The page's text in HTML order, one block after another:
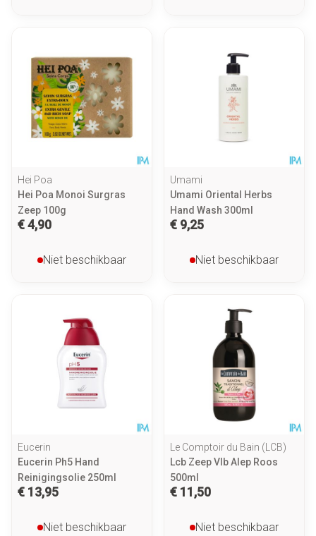
Hei Poa
Hei Poa Monoi Surgras
Zeep 100g
€ 4,90
Niet beschikbaar
Umami
Umami Oriental Herbs
Hand Wash 300ml
€ 9,25
Niet beschikbaar
Eucerin
Eucerin Ph5 Hand
Reinigingsolie 250ml
€ 13,95
Niet beschikbaar
Le Comptoir du Bain (LCB)
Lcb Zeep Vlb Alep Roos
500ml
€ 11,50
Niet beschikbaar